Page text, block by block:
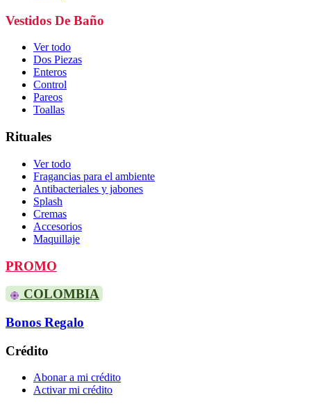
Vestidos De Baño
Ver todo
Dos Piezas
Enteros
Control
Pareos
Toallas
Rituales
Ver todo
Fragancias para el ambiente
Antibacteriales y jabones
Splash
Cremas
Accesorios
Maquillaje
PROMO
COLOMBIA
Bonos Regalo
Crédito
Abonar a mi crédito
Activar mi crédito